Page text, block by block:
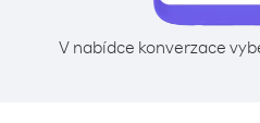
V nabídce konverzace